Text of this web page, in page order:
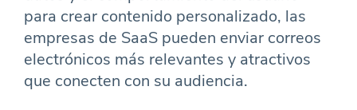
para crear contenido personalizado, las
empresas de SaaS pueden enviar correos
electrónicos más relevantes y atractivos
que conecten con su audiencia.